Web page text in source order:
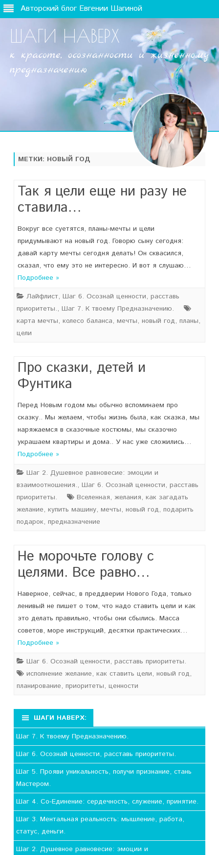
Авторский блог Евгении Шагиной
ШАГИ НАВЕРХ
к красоте, осознанности и жизненному
предназначению
МЕТКИ: НОВЫЙ ГОД
Так я цели еще ни разу не
ставила…
Вокруг все суетятся, планы-мечты и цели
придумывают на новый год. Говорю сыну сегодня:
давай карту мечты сегодня делать! Он сквасился,
сказал, что ему это не интересно. И вот я слушаю…
Подробнее »
Лайфлист, Шаг 6. Осознай ценности, расставь
приоритеты., Шаг 7. К твоему Предназначению.
карта мечты, колесо баланса, мечты, новый год, планы,
цели
Про сказки, детей и
Фунтика
Перед Новым годом мы обычно вспоминаем про
сказку.. Мы желаем, чтобы жизнь была, как сказка, мы
наряжаемся в сказочные костюмы, мы сказочно
украшаем квартиры и дома.. У нас уже сложились…
Подробнее »
Шаг 2. Душевное равновесие: эмоции и
взаимоотношения., Шаг 6. Осознай ценности, расставь
приоритеты.
Вселенная, желания, как загадать
желание, купить машину, мечты, новый год, подарить
подарок, предназначение
Не морочьте голову с
целями. Все равно…
Наверное, сейчас, в преддверии Нового Года, только
ленивый не пишет о том, что надо ставить цели и как
это делать правильно, чтобы они сбылись. Масса
советов, море инструкций, десятки практических…
Подробнее »
Шаг 6. Осознай ценности, расставь приоритеты.
исполнение желание, как ставить цели, новый год,
планирование, приоритеты, ценности
ШАГИ НАВЕРХ:
Шаг 7. К твоему Предназначению.
Шаг 6. Осознай ценности, расставь приоритеты.
Шаг 5. Прояви уникальность, получи признание, стань
Мастером.
Шаг 4. Со-Единение: сердечность, служение, принятие.
Шаг 3. Ментальная реальность: мышление, работа,
статус, деньги.
Шаг 2. Душевное равновесие: эмоции и